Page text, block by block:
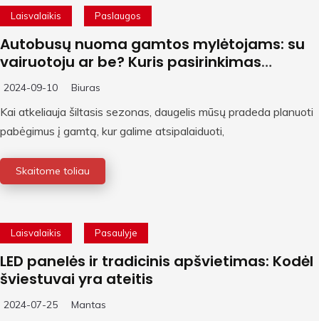
Laisvalaikis Paslaugos
Autobusų nuoma gamtos mylėtojams: su
vairuotoju ar be? Kuris pasirinkimas
geriausias jūsų kelionei?
2024-09-10 Biuras
Kai atkeliauja šiltasis sezonas, daugelis mūsų pradeda planuoti
pabėgimus į gamtą, kur galime atsipalaiduoti,
Skaitome toliau
Laisvalaikis Pasaulyje
LED panelės ir tradicinis apšvietimas: Kodėl
šviestuvai yra ateitis
2024-07-25 Mantas